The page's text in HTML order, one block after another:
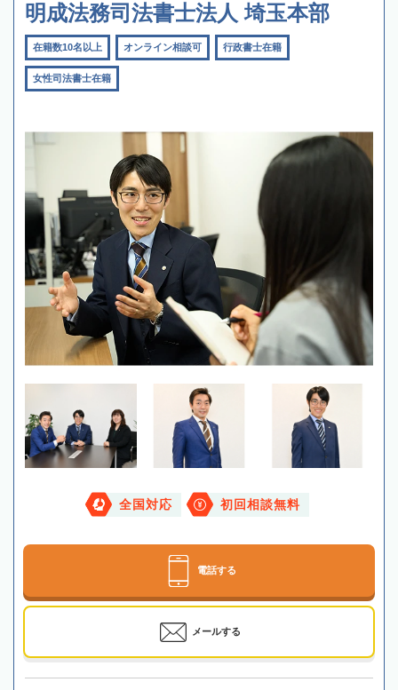
明成法務司法書士法人 埼玉本部
在籍数10名以上 オンライン相談可 行政書士在籍
女性司法書士在籍
全国対応 初回相談無料
電話する
メールする